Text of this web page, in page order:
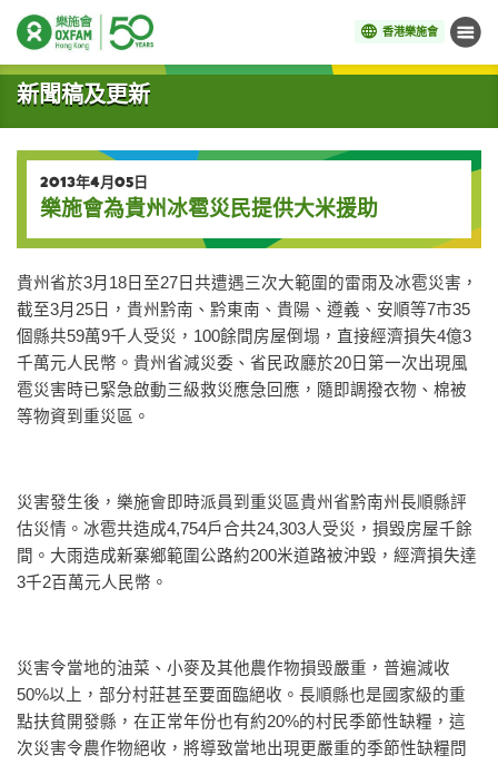
香港樂施會 目錄
開始主要內容
新聞稿及更新
2013年4月05日
樂施會為貴州冰雹災民提供大米援助
貴州省於3月18日至27日共遭遇三次大範圍的雷雨及冰雹災害，
截至3月25日，貴州黔南、黔東南、貴陽、遵義、安順等7市35
個縣共59萬9千人受災，100餘間房屋倒塌，直接經濟損失4億3
千萬元人民幣。貴州省減災委、省民政廳於20日第一次出現風
雹災害時已緊急啟動三級救災應急回應，隨即調撥衣物、棉被
等物資到重災區。
災害發生後，樂施會即時派員到重災區貴州省黔南州長順縣評
估災情。冰雹共造成4,754戶合共24,303人受災，損毀房屋千餘
間。大雨造成新寨鄉範圍公路約200米道路被沖毀，經濟損失達
3千2百萬元人民幣。
災害令當地的油菜、小麥及其他農作物損毁嚴重，普遍減收
50%以上，部分村莊甚至要面臨絕收。長順縣也是國家級的重
點扶貧開發縣，在正常年份也有約20%的村民季節性缺糧，這
次災害令農作物絕收，將導致當地出現更嚴重的季節性缺糧問